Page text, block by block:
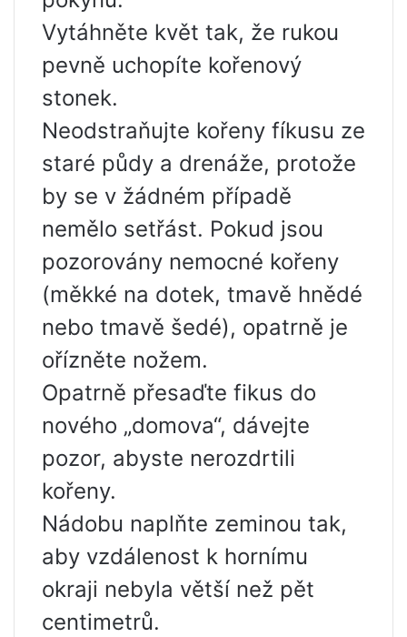
Vytáhněte květ tak, že rukou
pevně uchopíte kořenový
stonek.
Neodstraňujte kořeny fíkusu ze
staré půdy a drenáže, protože
by se v žádném případě
nemělo setřást. Pokud jsou
pozorovány nemocné kořeny
(měkké na dotek, tmavě hnědé
nebo tmavě šedé), opatrně je
ořízněte nožem.
Opatrně přesaďte fikus do
nového „domova“, dávejte
pozor, abyste nerozdrtili
kořeny.
Nádobu naplňte zeminou tak,
aby vzdálenost k hornímu
okraji nebyla větší než pět
centimetrů.